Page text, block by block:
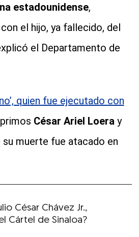
estadounidense,
el hijo, ya fallecido, del
el Departamento de
quien fue ejecutado con
César Ariel Loera y
su muerte fue atacado en
César Chávez Jr.,
Cártel de Sinaloa?